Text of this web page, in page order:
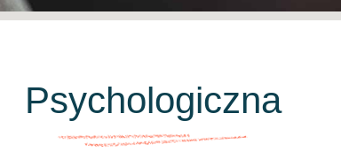
Psychologiczna